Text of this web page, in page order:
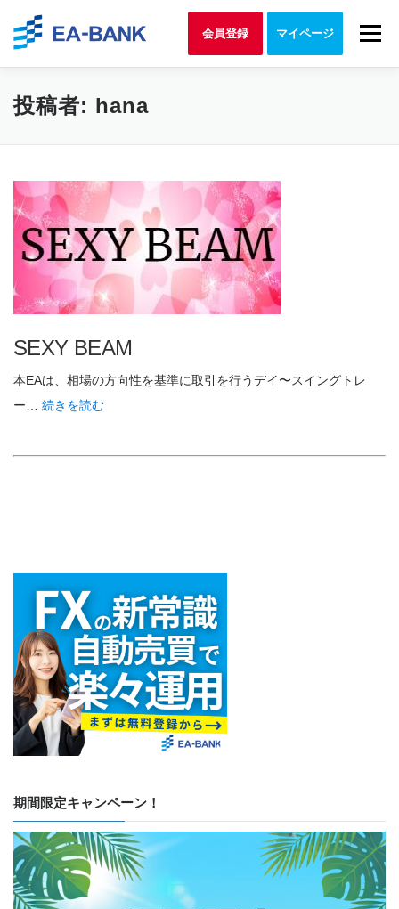
Menu
会員登録 マイページ
投稿者: hana
SEXY BEAM
本EAは、相場の方向性を基準に取引を行うデイ〜スイングトレ
ー… 続きを読む
期間限定キャンペーン！